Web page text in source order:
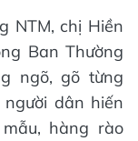
NTM, chị Hiền
Ban Thường
ngõ, gõ từng
dân hiến
hàng rào